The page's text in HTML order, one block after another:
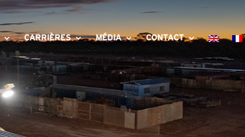
CARRIÈRES MÉDIA CONTACT